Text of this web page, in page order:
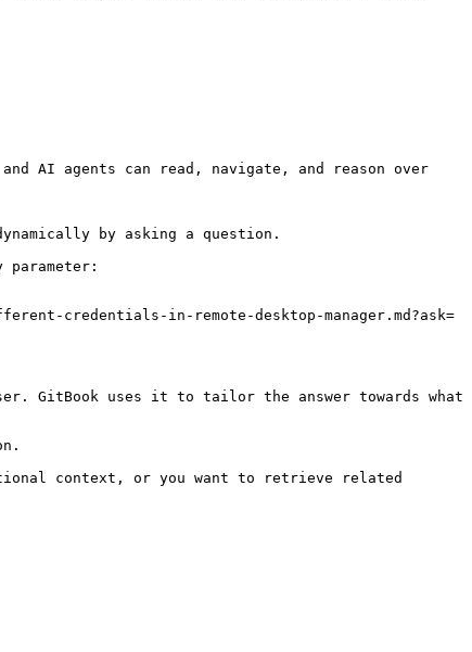
AI agents can read, navigate, and reason over
by asking a question.
parameter:
credentials-in-remote-desktop-manager.md?ask=
GitBook uses it to tailor the answer towards what
context, or you want to retrieve related